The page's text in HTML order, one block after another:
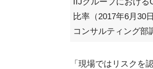
比率（2017年6月30
コンサルティング部
「現場ではリスクを